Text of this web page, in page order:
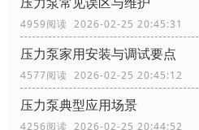
4959阅读 2026-02-25 20:45:31
压力泵家用安装与调试要点
4577阅读 2026-02-25 20:45:12
压力泵典型应用场景
4256阅读 2026-02-25 20:44:52